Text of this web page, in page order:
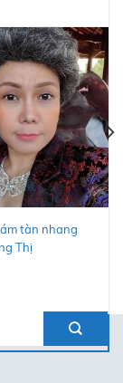
tàn nhang
Thị